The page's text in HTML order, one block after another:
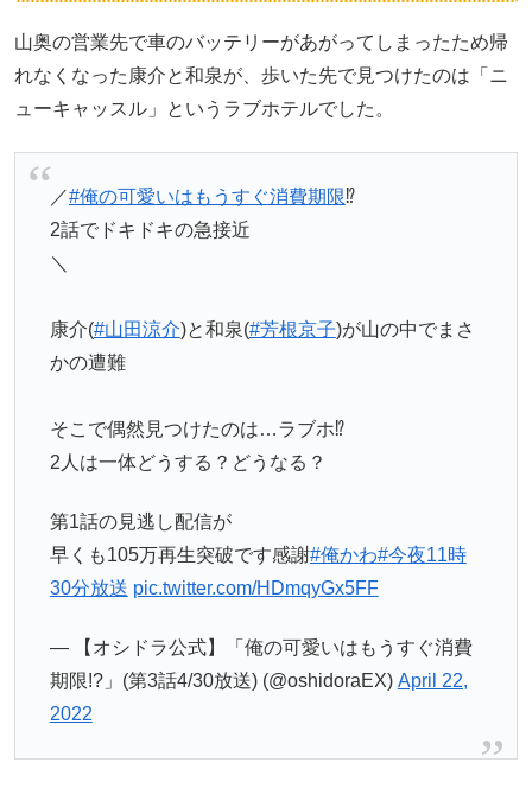
山奥の営業先で車のバッテリーがあがってしまったため帰
れなくなった康介と和泉が、歩いた先で見つけたのは「ニ
ューキャッスル」というラブホテルでした。
⁡／#俺の可愛いはもうすぐ消費期限⁉︎
2話でドキドキの急接近
＼
康介(#山田涼介)と和泉(#芳根京子)が山の中でまさ
かの遭難
そこで偶然見つけたのは…ラブホ⁉️
2人は一体どうする？どうなる？
第1話の見逃し配信が
早くも105万再生突破です感謝#俺かわ#今夜11時
30分放送 pic.twitter.com/HDmqyGx5FF
— 【オシドラ公式】「俺の可愛いはもうすぐ消費
期限!?」(第3話4/30放送) (@oshidoraEX) April 22,
2022